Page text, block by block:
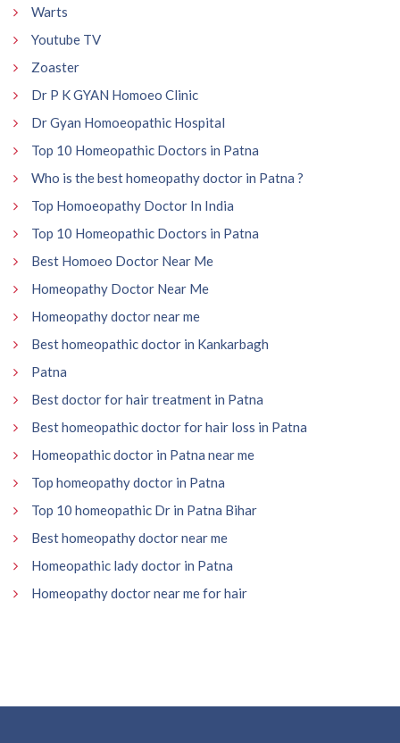
Warts
Youtube TV
Zoaster
Dr P K GYAN Homoeo Clinic
Dr Gyan Homoeopathic Hospital
Top 10 Homeopathic Doctors in Patna
Who is the best homeopathy doctor in Patna ?
Top Homoeopathy Doctor In India
Top 10 Homeopathic Doctors in Patna
Best Homoeo Doctor Near Me
Homeopathy Doctor Near Me
Homeopathy doctor near me
Best homeopathic doctor in Kankarbagh
Patna
Best doctor for hair treatment in Patna
Best homeopathic doctor for hair loss in Patna
Homeopathic doctor in Patna near me
Top homeopathy doctor in Patna
Top 10 homeopathic Dr in Patna Bihar
Best homeopathy doctor near me
Homeopathic lady doctor in Patna
Homeopathy doctor near me for hair